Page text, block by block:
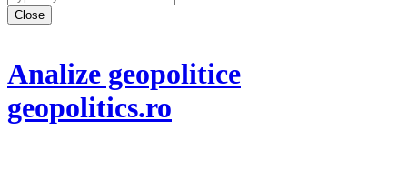
Close
Analize geopolitice
geopolitics.ro